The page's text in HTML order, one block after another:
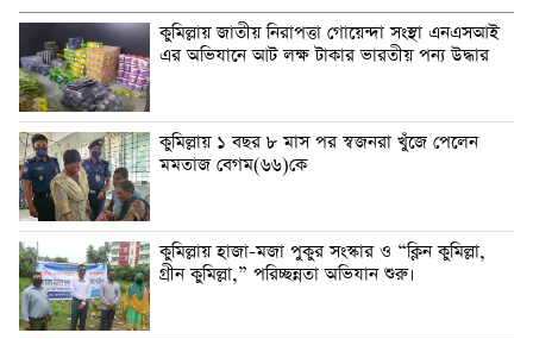
কুমিল্লায় জাতীয় নিরাপত্তা গোয়েন্দা সংস্থা এনএসআই
এর অভিযানে আট লক্ষ টাকার ভারতীয় পন্য উদ্ধার
কুমিল্লায় ১ বছর ৮ মাস পর স্বজনরা খুঁজে পেলেন
মমতাজ বেগম(৬৬)কে
কুমিল্লায় হাজা-মজা পুকুর সংস্কার ও “ক্লিন কুমিল্লা,
গ্রীন কুমিল্লা,” পরিচ্ছন্নতা অভিযান শুরু।